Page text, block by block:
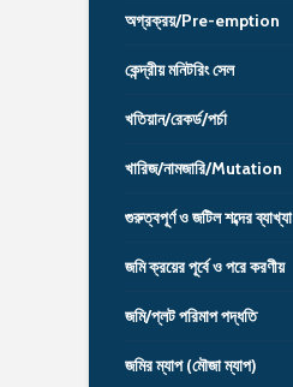
অগ্রক্রয়/Pre-emption
কেন্দ্রীয় মনিটরিং সেল
খতিয়ান/রেকর্ড/পর্চা
খারিজ/নামজারি/Mutation
গুরুত্বপূর্ণ ও জটিল শব্দের ব্যাখ্যা
জমি ক্রয়ের পূর্বে ও পরে করণীয়
জমি/প্লট পরিমাপ পদ্ধতি
জমির ম্যাপ (মৌজা ম্যাপ)